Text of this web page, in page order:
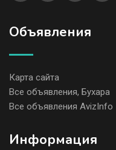
Объявления
Карта сайта
Все объявления, Бухара
Все объявления AvizInfo
Информация